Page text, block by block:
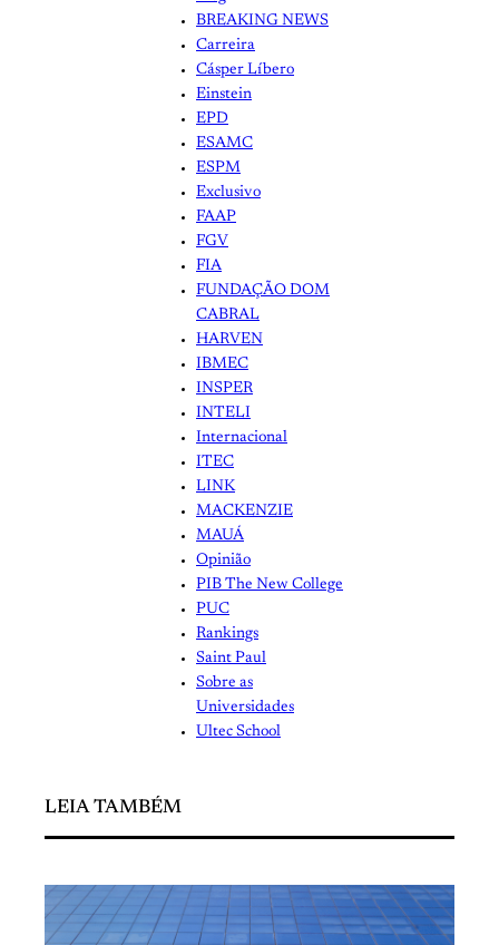
BREAKING NEWS
Carreira
Cásper Líbero
Einstein
EPD
ESAMC
ESPM
Exclusivo
FAAP
FGV
FIA
FUNDAÇÃO DOM
CABRAL
HARVEN
IBMEC
INSPER
INTELI
Internacional
ITEC
LINK
MACKENZIE
MAUÁ
Opinião
PIB The New College
PUC
Rankings
Saint Paul
Sobre as
Universidades
Ultec School
LEIA TAMBÉM